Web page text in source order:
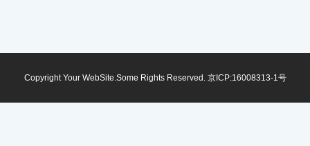
Copyright Your WebSite.Some Rights Reserved. 京ICP:16008313-1号